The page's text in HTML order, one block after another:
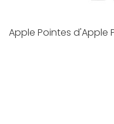
Apple Pointes d'Apple